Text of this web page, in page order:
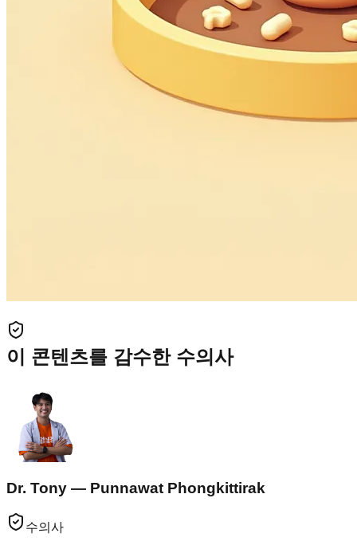
이 콘텐츠를 감수한 수의사
Dr. Tony — Punnawat Phongkittirak
수의사